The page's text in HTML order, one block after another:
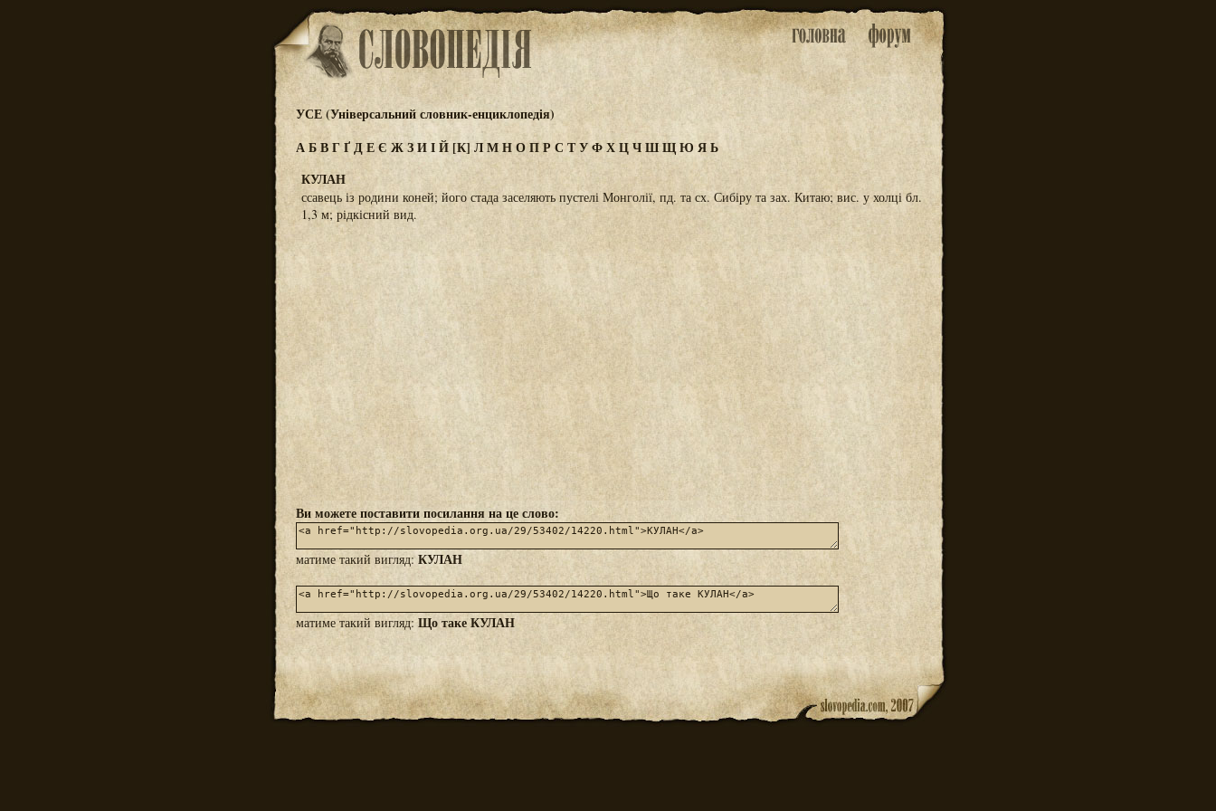
УСЕ (Універсальний словник-енциклопедія)
АБВГҐДЕЄ ЖЗИІЙ [К] ЛМНОПРС ТУФХЦЧШЩЮ ЯЬ
КУЛАН
ссавець із родини коней; його стада заселяють пустелі Монголії, пд. та сх. Сибіру та зах. Китаю; вис. у холці бл.
1,3 м; рідкісний вид.
Ви можете поставити посилання на це слово:
матиме такий вигляд:КУЛАН
матиме такий вигляд: Що таке КУЛАН